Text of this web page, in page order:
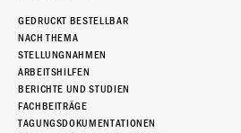
GEDRUCKT BESTELLBAR
NACH THEMA
STELLUNGNAHMEN
ARBEITSHILFEN
BERICHTE UND STUDIEN
FACHBEITRÄGE
TAGUNGSDOKUMENTATIONEN